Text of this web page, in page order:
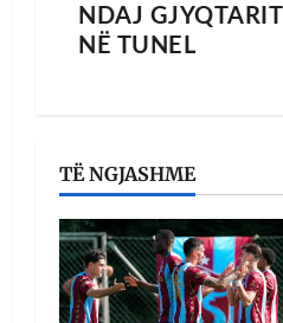
NDAJ GJYQTARIT
NË TUNEL
TË NGJASHME